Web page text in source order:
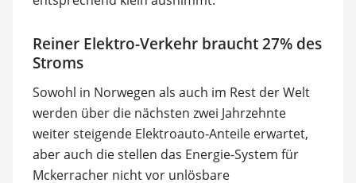
Reiner Elektro-Verkehr braucht 27% des
Stroms
Sowohl in Norwegen als auch im Rest der Welt
werden über die nächsten zwei Jahrzehnte
weiter steigende Elektroauto-Anteile erwartet,
aber auch die stellen das Energie-System für
Mckerracher nicht vor unlösbare